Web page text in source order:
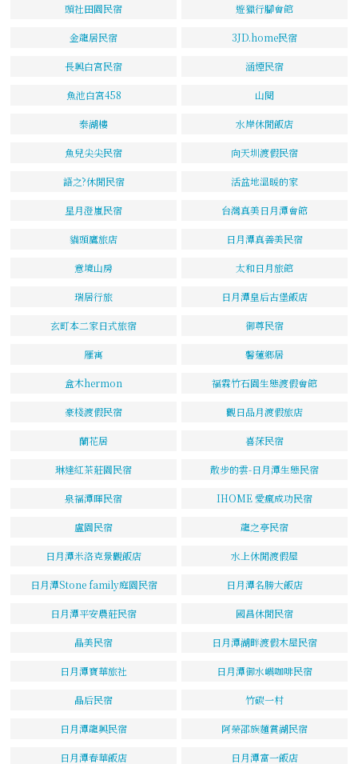
頭社田園民宿 遊獵行腳會館
金龍居民宿 3JD.home民宿
長興白宮民宿 涵煙民宿
魚池白宮458 山閱
泰湖樓 水岸休閒飯店
魚兒尖尖民宿 向天圳渡假民宿
語之?休閒民宿 活盆地溫暖的家
星月澄嵐民宿 台灣真美日月潭會館
貓頭鷹旅店 日月潭真善美民宿
意境山房 太和日月旅館
瑞居行旅 日月潭皇后古堡飯店
玄町本二家日式旅宿 御尊民宿
雁寓 馨蓮鄉居
盒木hermon 福霖竹石園生態渡假會館
豪棧渡假民宿 觀日品月渡假旅店
蘭花居 喜莯民宿
琳達紅茶莊園民宿 散步的雲-日月潭生態民宿
泉福潭暉民宿 IHOME 愛瘋成功民宿
盧園民宿 龍之亭民宿
日月潭米洛克景觀飯店 水上休閒渡假屋
日月潭Stone family庭園民宿 日月潭名勝大飯店
日月潭平安農莊民宿 國昌休閒民宿
晶美民宿 日月潭湖畔渡假木屋民宿
日月潭寶華旅社 日月潭御水嶼咖啡民宿
晶后民宿 竹碳一村
日月潭龍興民宿 阿榮邵族麵賞湖民宿
日月潭春華飯店 日月潭富一飯店